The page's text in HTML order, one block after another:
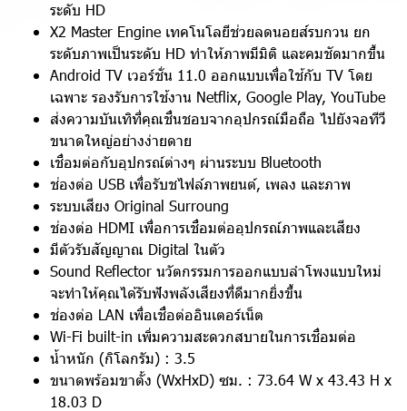
ระดับ HD
X2 Master Engine เทคโนโลยีช่วยลดนอยส์รบกวน ยก
ระดับภาพเป็นระดับ HD ทำให้ภาพมีมิติ และคมชัดมากขึ้น
Android TV เวอร์ชั่น 11.0 ออกแบบเพื่อใช้กับ TV โดย
เฉพาะ รองรับการใช้งาน Netflix, Google Play, YouTube
ส่งความบันเทิที่คุณชื่นชอบจากอุปกรณ์มือถือ ไปยังจอทีวี
ขนาดใหญ่อย่างง่ายดาย
เชื่อมต่อกับอุปกรณ์ต่างๆ ผ่านระบบ Bluetooth
ช่องต่อ USB เพื่อรับชไฟล์ภาพยนต์, เพลง และภาพ
ระบบเสียง Original Surroung
ช่องต่อ HDMI เพื่อการเชื่อมต่ออุปกรณ์ภาพและเสียง
มีตัวรับสัญญาณ Digital ในตัว
Sound Reflector นวัตกรรมการออกแบบลำโพงแบบใหม่
จะทำให้คุณได้รับฟังพลังเสียงที่ดีมากยิ่งขึ้น
ช่องต่อ LAN เพื่อเชื่อต่ออินเตอร์เน็ต
Wi-Fi built-in เพิ่มความสะดวกสบายในการเชื่อมต่อ
น้ำหนัก (กิโลกรัม) : 3.5
ขนาดพร้อมขาตั้ง (WxHxD) ซม. : 73.64 W x 43.43 H x
18.03 D